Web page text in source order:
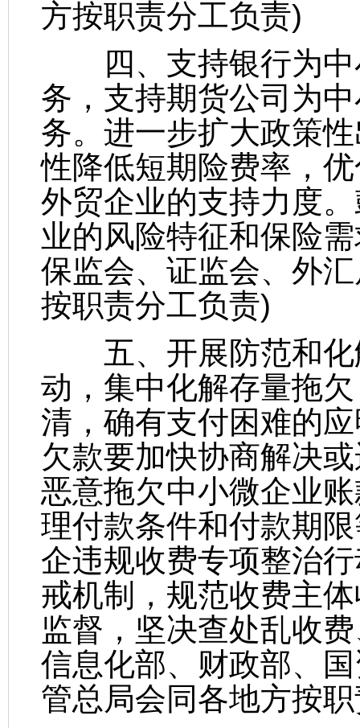
方按职责分工负责)
四、支持银行为中
务，支持期货公司为
务。进一步扩大政策
性降低短期险费率，
外贸企业的支持力度
业的风险特征和保险
保监会、证监会、外
按职责分工负责)
五、开展防范和化
动，集中化解存量拖
清，确有支付困难的
欠款要加快协商解决
恶意拖欠中小微企业
理付款条件和付款期
企违规收费专项整治
戒机制，规范收费主
监督，坚决查处乱收
信息化部、财政部、
管总局会同各地方按